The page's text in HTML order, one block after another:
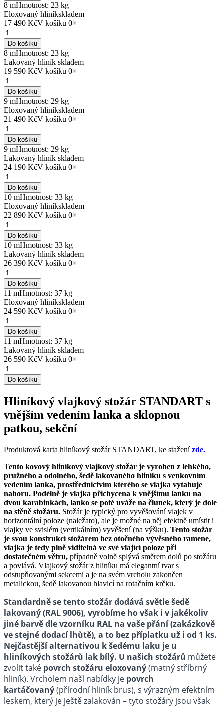
8 mHmotnost: 23 kg
Eloxovaný hliníkskladem
17 490 KčV košíku 0×
Do košíku
8 mHmotnost: 23 kg
Lakovaný hliník skladem
19 590 KčV košíku 0×
Do košíku
9 mHmotnost: 29 kg
Eloxovaný hliníkskladem
21 490 KčV košíku 0×
Do košíku
9 mHmotnost: 29 kg
Lakovaný hliník skladem
24 190 KčV košíku 0×
Do košíku
10 mHmotnost: 33 kg
Eloxovaný hliníkskladem
22 890 KčV košíku 0×
Do košíku
10 mHmotnost: 33 kg
Lakovaný hliník skladem
26 390 KčV košíku 0×
Do košíku
11 mHmotnost: 37 kg
Eloxovaný hliníkskladem
24 590 KčV košíku 0×
Do košíku
11 mHmotnost: 37 kg
Lakovaný hliník skladem
26 590 KčV košíku 0×
Do košíku
Hliníkový vlajkový stožár STANDART s
vnějším vedením lanka a sklopnou
patkou, sekční
Produktová karta hliníkový stožár STANDART, ke staženízde.
Tento kovový hliníkový vlajkový stožár je vyroben z lehkého,
pružného a odolného, šedě lakovaného hliníku s venkovním
vedením lanka, prostřednictvím kterého se vlajka vytahuje
nahoru. Podélně je vlajka přichycena k vnějšímu lanku na
dvou karabinkách, lanko se poté uváže na člunek, který je dole
na stěně stožáru. Stožár je typický pro vyvěšování vlajek v
horizontální poloze (naležato), ale je možné na něj efektně umístit i
vlajky ve svislém (vertikálním) vyvěšení (na výšku). Tento stožár
je svou konstrukcí stožárem bez otočného vývěsného ramene,
vlajka je tedy plně viditelná ve své vlající poloze při
dostatečném větru, případně volně splývá směrem dolů po stožáru
a povlává. Vlajkový stožár z hliníku má elegantní tvar s
odstupňovanými sekcemi a je na svém vrcholu zakončen
metalickou, šedě lakovanou hlavicí na rotačním krčku.
Standardně se tento stožár dodává světle šedě
lakovaný (RAL 9006), vyrobíme ho však i v jakékoliv
jiné barvě dle vzorníku RAL na vaše přání (zakázkově
ve stejné dodací lhůtě), a to bez příplatku už i od 1 ks.
Nejčastější alternativou k šedému laku je u
hliníkových stožárů lak bílý. U našich stožárů můžete
zvolit také povrch stožáru eloxovaný(matný stříbrný
hliník). Vrcholem naší nabídky je povrch
kartáčovaný(přírodní hliník brus), s výrazným efektním
leskem, který je ještě zalakován – tyto stožáry jsou však